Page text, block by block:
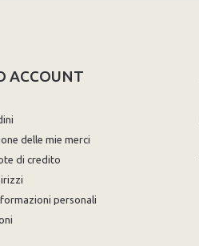
ACCOUNT
delle mie merci
di credito
personali